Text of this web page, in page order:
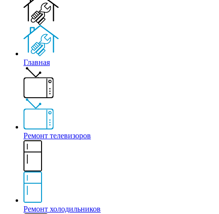
Главная
Ремонт телевизоров
Ремонт холодильников